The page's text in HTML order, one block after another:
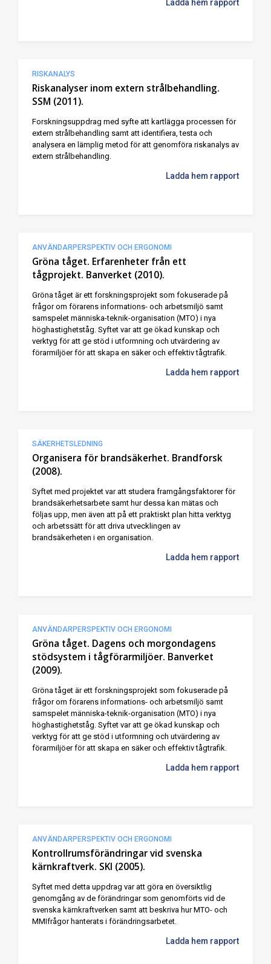
Ladda hem rapport
RISKANALYS
Riskanalyser inom extern strålbehandling.
SSM (2011).
Forskningsuppdrag med syfte att kartlägga processen för
extern strålbehandling samt att identifiera, testa och
analysera en lämplig metod för att genomföra riskanalys av
extern strålbehandling.
Ladda hem rapport
ANVÄNDARPERSPEKTIV OCH ERGONOMI
Gröna tåget. Erfarenheter från ett
tågprojekt. Banverket (2010).
Gröna tåget är ett forskningsprojekt som fokuserade på
frågor om förarens informations- och arbetsmiljö samt
samspelet människa-teknik-organisation (MTO) i nya
höghastighetståg. Syftet var att ge ökad kunskap och
verktyg för att ge stöd i utformning och utvärdering av
förarmiljöer för att skapa en säker och effektiv tågtrafik.
Ladda hem rapport
SÄKERHETSLEDNING
Organisera för brandsäkerhet. Brandforsk
(2008).
Syftet med projektet var att studera framgångsfaktorer för
brandsäkerhetsarbete samt hur dessa kan mätas och
följas upp, men även att på ett praktiskt plan hitta verktyg
och arbetssätt för att driva utvecklingen av
brandsäkerheten i en organisation.
Ladda hem rapport
ANVÄNDARPERSPEKTIV OCH ERGONOMI
Gröna tåget. Dagens och morgondagens
stödsystem i tågförarmiljöer. Banverket
(2009).
Gröna tåget är ett forskningsprojekt som fokuserade på
frågor om förarens informations- och arbetsmiljö samt
samspelet människa-teknik-organisation (MTO) i nya
höghastighetståg. Syftet var att ge ökad kunskap och
verktyg för att ge stöd i utformning och utvärdering av
förarmiljöer för att skapa en säker och effektiv tågtrafik.
Ladda hem rapport
ANVÄNDARPERSPEKTIV OCH ERGONOMI
Kontrollrumsförändringar vid svenska
kärnkraftverk. SKI (2005).
Syftet med detta uppdrag var att göra en översiktlig
genomgång av de förändringar som genomförts vid de
svenska kärnkraftverken samt att beskriva hur MTO- och
MMIfrågor hanterats i förändringsarbetet.
Ladda hem rapport